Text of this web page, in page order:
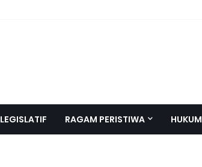
LEGISLATIF RAGAM PERISTIWA HUKUM